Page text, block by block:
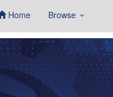
Home Browse